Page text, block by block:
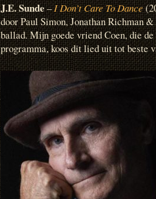
J.E. Sunde–I Don’t Care To Dance
door Paul Simon, Jonathan Richman
ballad. Mijn goede vriend Coen, die
programma, koos dit lied uit tot beste